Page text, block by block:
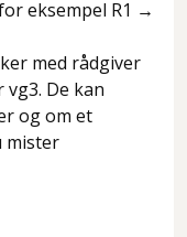
eksempel R1 →
med rådgiver
De kan
og om et
mister